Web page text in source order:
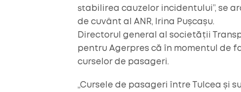
stabilirea cauzelor incidentului”, se
de cuvânt al ANR, Irina Pușcașu.
Directorul general al societății
pentru Agerpres că în momentul de
curselor de pasageri.
„Cursele de pasageri între Tulcea și